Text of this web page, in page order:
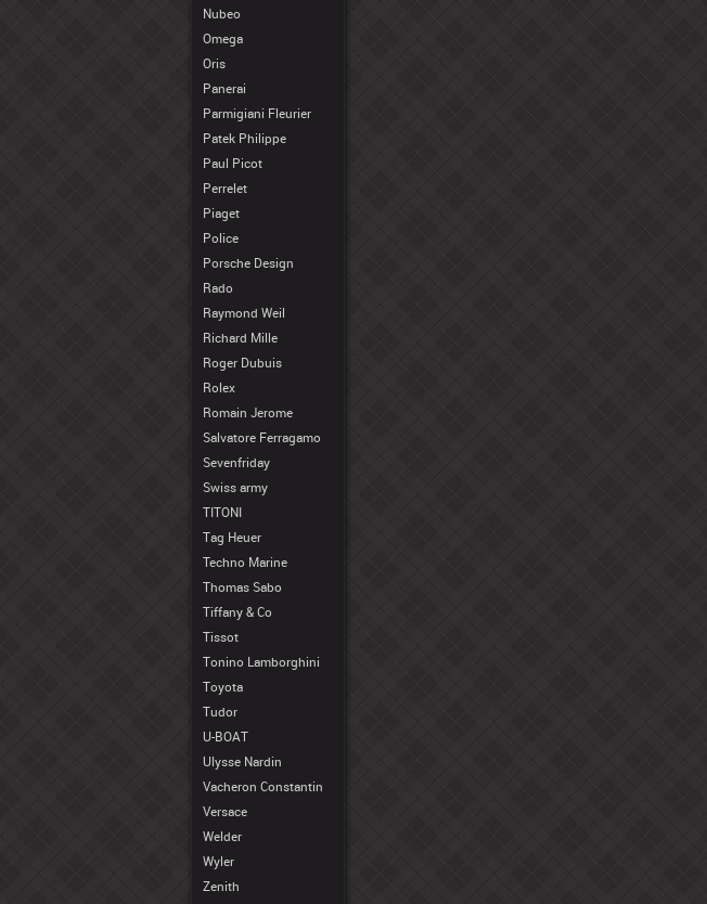
Nubeo
Omega
Oris
Panerai
Parmigiani Fleurier
Patek Philippe
Paul Picot
Perrelet
Piaget
Police
Porsche Design
Rado
Raymond Weil
Richard Mille
Roger Dubuis
Rolex
Romain Jerome
Salvatore Ferragamo
Sevenfriday
Swiss army
TITONI
Tag Heuer
Techno Marine
Thomas Sabo
Tiffany & Co
Tissot
Tonino Lamborghini
Toyota
Tudor
U-BOAT
Ulysse Nardin
Vacheron Constantin
Versace
Welder
Wyler
Zenith